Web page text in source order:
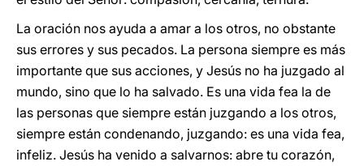
La oración nos ayuda a amar a los otros, no obstante
sus errores y sus pecados. La persona siempre es más
importante que sus acciones, y Jesús no ha juzgado al
mundo, sino que lo ha salvado. Es una vida fea la de
las personas que siempre están juzgando a los otros,
siempre están condenando, juzgando: es una vida fea,
infeliz. Jesús ha venido a salvarnos: abre tu corazón,